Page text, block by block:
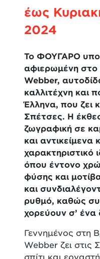
έως
2024
Το ΦΟΥΓΑΡΟ
αφιερωμένη στο
Webber,
καλλιτέχνη και
Έλληνα, που ζει
Σπέτσες. Η
ζωγραφική σε
και
χαρακτηριστικό
όπου έντονο
φύσης και
και
ρυθμό, καθώς
χορεύουν σ’ ένα
Γεννημένος στη
Webber ζει στις
σπίτι και